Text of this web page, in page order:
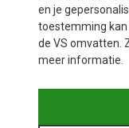
en je
toestemming kan
de VS omvatten.
meer informatie.